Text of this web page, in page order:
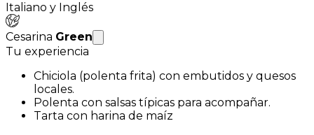
Italiano y Inglés
Cesarina Green
Tu experiencia
Chiciola (polenta frita) con embutidos y quesos
locales.
Polenta con salsas típicas para acompañar.
Tarta con harina de maíz